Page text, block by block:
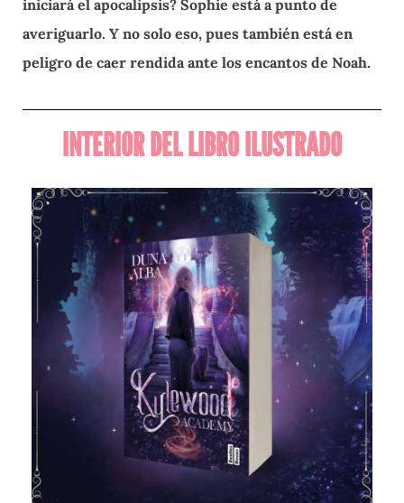
iniciará el apocalipsis? Sophie está a punto de
averiguarlo. Y no solo eso, pues también está en
peligro de caer rendida ante los encantos de Noah.
INTERIOR DEL LIBRO ILUSTRADO